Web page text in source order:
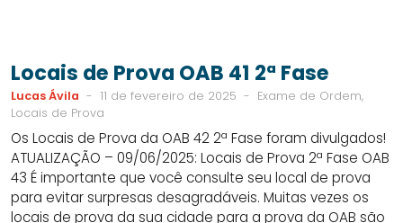
Locais de Prova OAB 41 2ª Fase
Lucas Ávila - 11 de fevereiro de 2025 - Exame de Ordem,
Locais de Prova
Os Locais de Prova da OAB 42 2ª Fase foram divulgados!
ATUALIZAÇÃO – 09/06/2025: Locais de Prova 2ª Fase OAB
43 É importante que você consulte seu local de prova
para evitar surpresas desagradáveis. Muitas vezes os
locais de prova da sua cidade para a prova da OAB são